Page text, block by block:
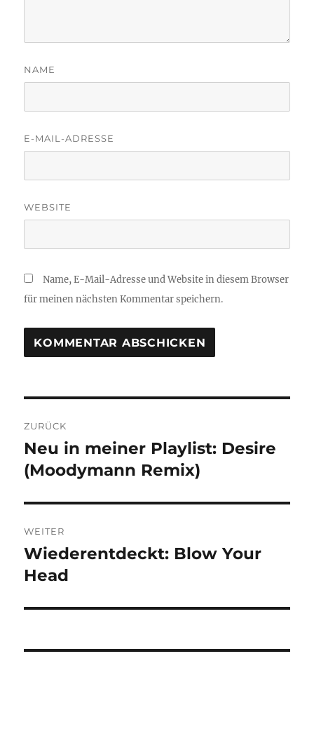
NAME
E-MAIL-ADRESSE
WEBSITE
Name, E-Mail-Adresse und Website in diesem Browser
für meinen nächsten Kommentar speichern.
ZURÜCK
Vorheriger
Beitrag:
Neu in meiner Playlist: Desire
(Moodymann Remix)
WEITER
Nächster
Beitrag:
Wiederentdeckt: Blow Your
Head